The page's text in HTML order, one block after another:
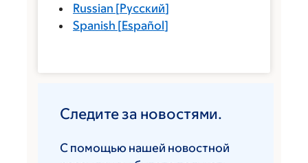
Russian [Русский]
Spanish [Español]
Следите за новостями.
С помощью нашей новостной